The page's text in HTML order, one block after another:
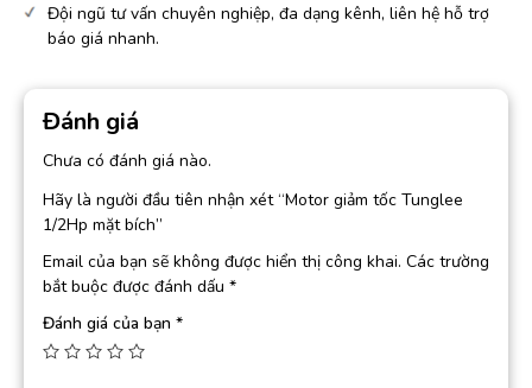
Đội ngũ tư vấn chuyên nghiệp, đa dạng kênh, liên hệ hỗ trợ
báo giá nhanh.
Đánh giá
Chưa có đánh giá nào.
Hãy là người đầu tiên nhận xét “Motor giảm tốc Tunglee
1/2Hp mặt bích”
Email của bạn sẽ không được hiển thị công khai. Các trường
bắt buộc được đánh dấu *
Đánh giá của bạn *